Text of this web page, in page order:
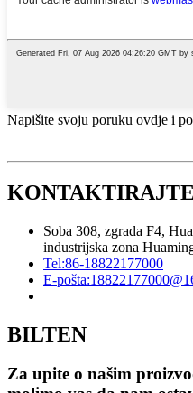
Napišite svoju poruku ovdje i
Soba 308, zgrada F4,
industrijska zona
Tel:86-18822177000
E-pošta:
BILTEN
Za upite o našim